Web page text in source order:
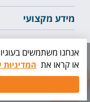
מידע מקצועי
לייעוץ ראשוני
תיאום
אנחנו משתמשים
או קראו את המדיניות